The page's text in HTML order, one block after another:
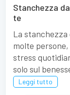
Stanchezza
te
La stanchezza
molte
stress
solo sul
Leggi tutto